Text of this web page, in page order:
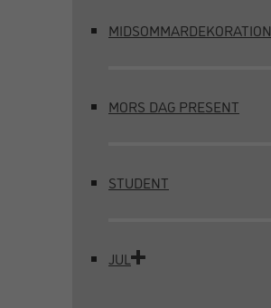
MIDSOMMARDEKORATION
MORS DAG PRESENT
STUDENT
JUL